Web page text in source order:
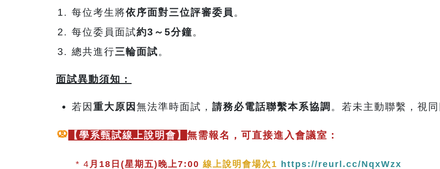
每位考生將依序面對三位評審委員 。
每位委員面試約3 ～5分鐘。
總共進行三輪面試。
面試異動須知：
若因 重大原因 無法準時面試， 請務必電話聯繫本系協調 。若未主動聯繫，視
【學系甄試線上說明會】無需報名，可直接進入會議室：
* 4 月18日(星期五)晚上7:00 線上說明會場次1 https://reurl.cc/NqxWzx